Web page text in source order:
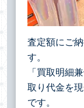
査定額にご
す。
「買取明細
取り代金を
です。